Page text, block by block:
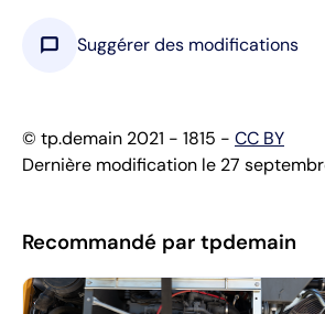
chat_bubble Suggérer des modifications
© tp.demain 2021 - 1815 - CC BY
Dernière modification le 27
Recommandé par tpdemain